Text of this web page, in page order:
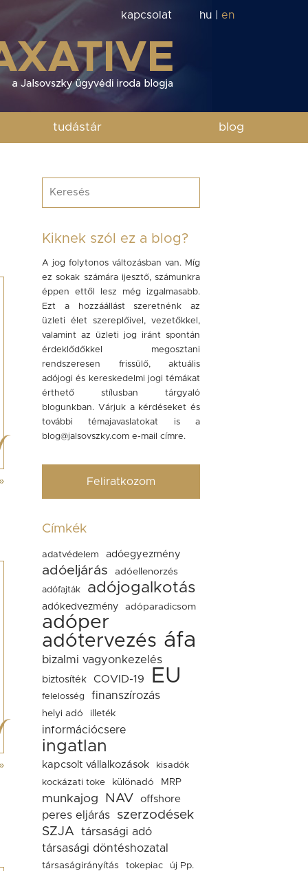
kapcsolat hu en
tudástár blog
Kiknek szól ez a blog?
A jog folytonos változásban van. Míg
ez sokak számára ijesztő, számunkra
éppen ettől lesz még izgalmasabb.
Ezt a hozzáállást szeretnénk az
üzleti élet szereplőivel, vezetőkkel,
valamint az üzleti jog iránt spontán
érdeklődőkkel megosztani
rendszeresen frissülő, aktuális
adójogi és kereskedelmi jogi témákat
érthető stílusban tárgyaló
blogunkban. Várjuk a kérdéseket és
további témajavaslatokat is a
blog@jalsovszky.com e-mail címre.
Feliratkozom
Címkék
adatvédelem adóegyezmény
adóeljárás adóellenorzés
adófajták adójogalkotás
adókedvezmény adóparadicsom
adóper
adótervezés áfa
bizalmi vagyonkezelés
biztosíték COVID-19 EU
felelosség finanszírozás
helyi adó illeték
információcsere
ingatlan
kapcsolt vállalkozások
kisadók
kockázati toke
különadó MRP
munkajog NAV offshore
peres eljárás
szerzodések
SZJA
társasági adó
társasági döntéshozatal
társaságirányítás tokepiac új Pp.